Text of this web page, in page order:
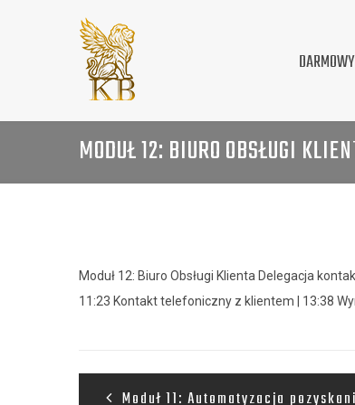
MODUŁ 12: BIURO OBSŁUGI
Moduł 12: Biuro Obsługi Klienta Delegacja
11:23 Kontakt telefoniczny z klientem | 13:38
Moduł 11: Automatyzacja